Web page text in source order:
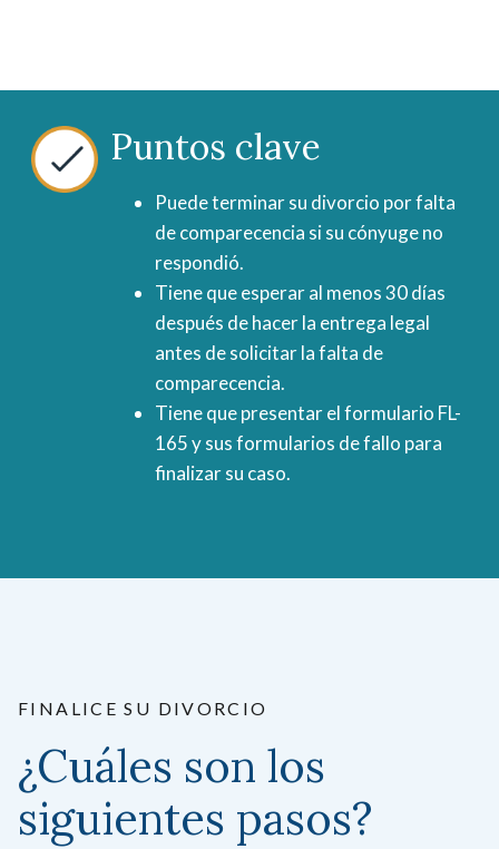
Puntos clave
Puede terminar su divorcio por falta
de comparecencia si su cónyuge no
respondió.
Tiene que esperar al menos 30 días
después de hacer la entrega legal
antes de solicitar la falta de
comparecencia.
Tiene que presentar el formulario FL-
165 y sus formularios de fallo para
finalizar su caso.
FINALICE SU DIVORCIO
¿Cuáles son los
siguientes pasos?